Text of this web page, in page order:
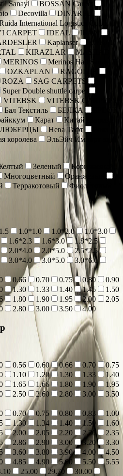
Sanayi
BOSSAN Carpet
Decovilla
DINARSU
International Logistics Co., Ltd.
CARPET
IDEAL
IRAN
Kaplanser
KIRAZLAR
MASHAD
MERINOS
Merinos Hall Sanayi
OZKAPLAN
RAGOLLE
ROZA
SAG CARPETS
Super Double shuttle carpet
VITEBSK
VITEBSK CARPETS
Бал Текстиль БЕЛКА
Карат
Китай коврики
ЛЮБЕРЦЫ Нева Тафт
королева
ЭльЭйч Импорт энд
Зеленый
Коричневый
Многоцветный
Оранжевый
Терракотовый
Фиолетовый
1.0*1.0 1.0*2.0
1.0*3.0
1.6*2.3 1.6*3.0
1.8*2.5
2.0*4.0 2.0*5.0
2.5*2.5
3.0*4.0 3.0*5.0
3.0*6.0
0.66 0.70 0.75 0.80
0.90
1.30 1.33 1.40 1.45
1.50
1.80 1.90 1.95 2.00
2.05
2.80 3.00 3.50 4.00
0.56 0.60 0.66 0.70
0.75
1.10 1.20 1.30 1.33
1.40
1.65 1.66 1.80 1.90
1.95
2.50 2.60 2.80 3.00
3.50
0.70 0.75 0.80 0.83
1.00
1.30 1.34 1.40 1.50
1.60
2.00 2.05 2.20 2.30
2.35
2.86 2.90 3.00 3.20
3.30
3.60 3.80 3.90 4.00
4.50
4.85 4.90 5.00 5.50
5.55
25.00 29.70
30.00